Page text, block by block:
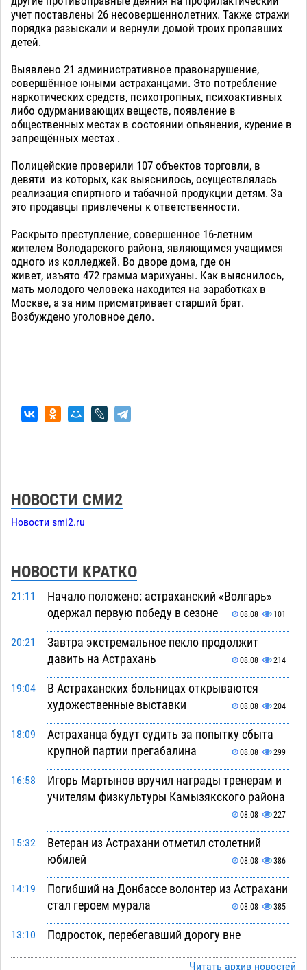
учет поставлены 26 несовершеннолетних. Также стражи
порядка разыскали и вернули домой троих пропавших
детей.
Выявлено 21 административное правонарушение,
совершённое юными астраханцами. Это потребление
наркотических средств, психотропных, психоактивных
либо одурманивающих веществ, появление в
общественных местах в состоянии опьянения, курение в
запрещённых местах .
Полицейские проверили 107 объектов торговли, в
девяти из которых, как выяснилось, осуществлялась
реализация спиртного и табачной продукции детям. За
это продавцы привлечены к ответственности.
Раскрыто преступление, совершенное 16-летним
жителем Володарского района, являющимся учащимся
одного из колледжей. Во дворе дома, где он
живет, изъято 472 грамма марихуаны. Как выяснилось,
мать молодого человека находится на заработках в
Москве, а за ним присматривает старший брат.
Возбуждено уголовное дело.
НОВОСТИ СМИ2
Новости smi2.ru
НОВОСТИ КРАТКО
21:11
Начало положено: астраханский «Волгарь»
одержал первую победу в сезоне
08.08 101
20:21
Завтра экстремальное пекло продолжит
давить на Астрахань
08.08 214
19:04
В Астраханских больницах открываются
художественные выставки
08.08 204
18:09
Астраханца будут судить за попытку сбыта
крупной партии прегабалина
08.08 299
16:58
Игорь Мартынов вручил награды тренерам и
учителям физкультуры Камызякского района
08.08 227
15:32
Ветеран из Астрахани отметил столетний
юбилей
08.08 386
14:19
Погибший на Донбассе волонтер из Астрахани
стал героем мурала
08.08 385
13:10
Подросток, перебегавший дорогу вне
Читать архив новостей